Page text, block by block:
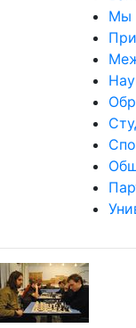
Мы